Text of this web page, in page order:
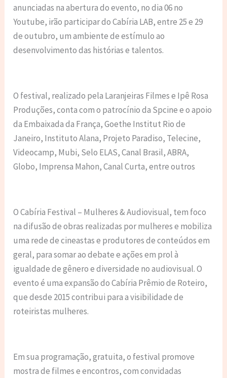
anunciadas na abertura do evento, no dia 06 no
Youtube, irão participar do Cabíria LAB, entre 25 e 29
de outubro, um ambiente de estímulo ao
desenvolvimento das histórias e talentos.
O festival, realizado pela Laranjeiras Filmes e Ipê Rosa
Produções, conta com o patrocínio da Spcine e o apoio
da Embaixada da França, Goethe Institut Rio de
Janeiro, Instituto Alana, Projeto Paradiso, Telecine,
Videocamp, Mubi, Selo ELAS, Canal Brasil, ABRA,
Globo, Imprensa Mahon, Canal Curta, entre outros
O Cabíria Festival – Mulheres & Audiovisual, tem foco
na difusão de obras realizadas por mulheres e mobiliza
uma rede de cineastas e produtores de conteúdos em
geral, para somar ao debate e ações em prol à
igualdade de gênero e diversidade no audiovisual. O
evento é uma expansão do Cabíria Prêmio de Roteiro,
que desde 2015 contribui para a visibilidade de
roteiristas mulheres.
Em sua programação, gratuita, o festival promove
mostra de filmes e encontros, com convidadas